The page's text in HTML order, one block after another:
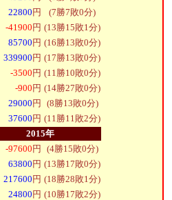
22800 円
(7勝7敗0分)
-41900 円 (13勝15敗1分)
85700 円 (16勝13敗0分)
339900 円 (17勝13敗0分)
-3500 円 (11勝10敗0分)
-900 円 (14勝27敗0分)
29000 円
(8勝13敗0分)
37600 円 (11勝11敗2分)
2015年
-97600 円
(4勝15敗0分)
63800 円 (13勝17敗0分)
217600 円 (18勝28敗1分)
24800 円 (10勝17敗2分)